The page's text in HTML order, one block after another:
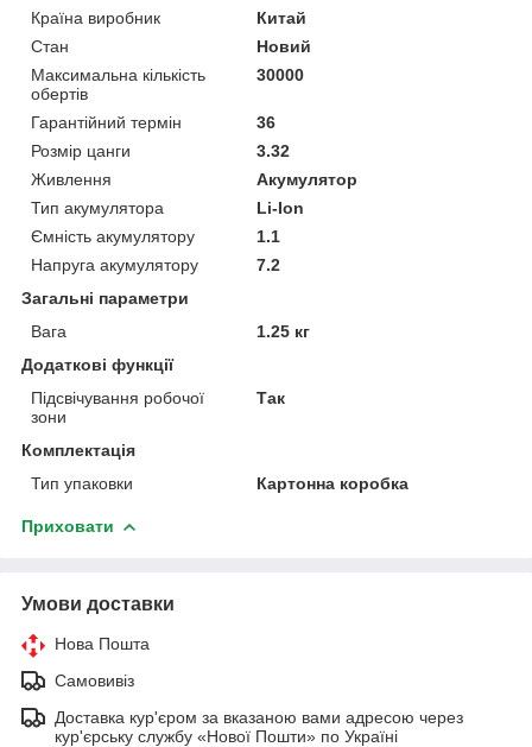
Країна виробник
Китай
Стан
Новий
Максимальна кількість
обертів
30000
Гарантійний термін
36
Розмір цанги
3.32
Живлення
Акумулятор
Тип акумулятора
Li-Ion
Ємність акумулятору
1.1
Напруга акумулятору
7.2
Загальні параметри
Вага
1.25 кг
Додаткові функції
Підсвічування робочої
зони
Так
Комплектація
Тип упаковки
Картонна коробка
Приховати
Умови доставки
Нова Пошта
Самовивіз
Доставка кур'єром за вказаною вами адресою через
кур'єрську службу «Нової Пошти» по Україні